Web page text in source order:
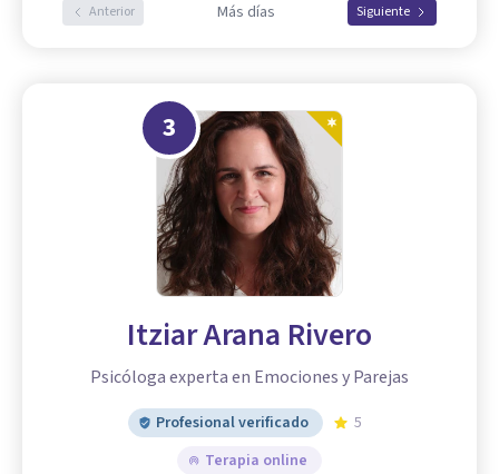
Anterior Más días Siguiente
3
Itziar Arana Rivero
Psicóloga experta en Emociones y Parejas
Profesional verificado
5
Terapia online